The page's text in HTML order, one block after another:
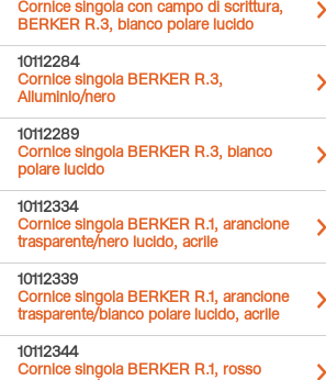
Cornice singola con campo di scrittura,
BERKER R.3, bianco polare lucido
10112284
Cornice singola BERKER R.3,
Alluminio/nero
10112289
Cornice singola BERKER R.3, bianco
polare lucido
10112334
Cornice singola BERKER R.1, arancione
trasparente/nero lucido, acrile
10112339
Cornice singola BERKER R.1, arancione
trasparente/bianco polare lucido, acrile
10112344
Cornice singola BERKER R.1, rosso